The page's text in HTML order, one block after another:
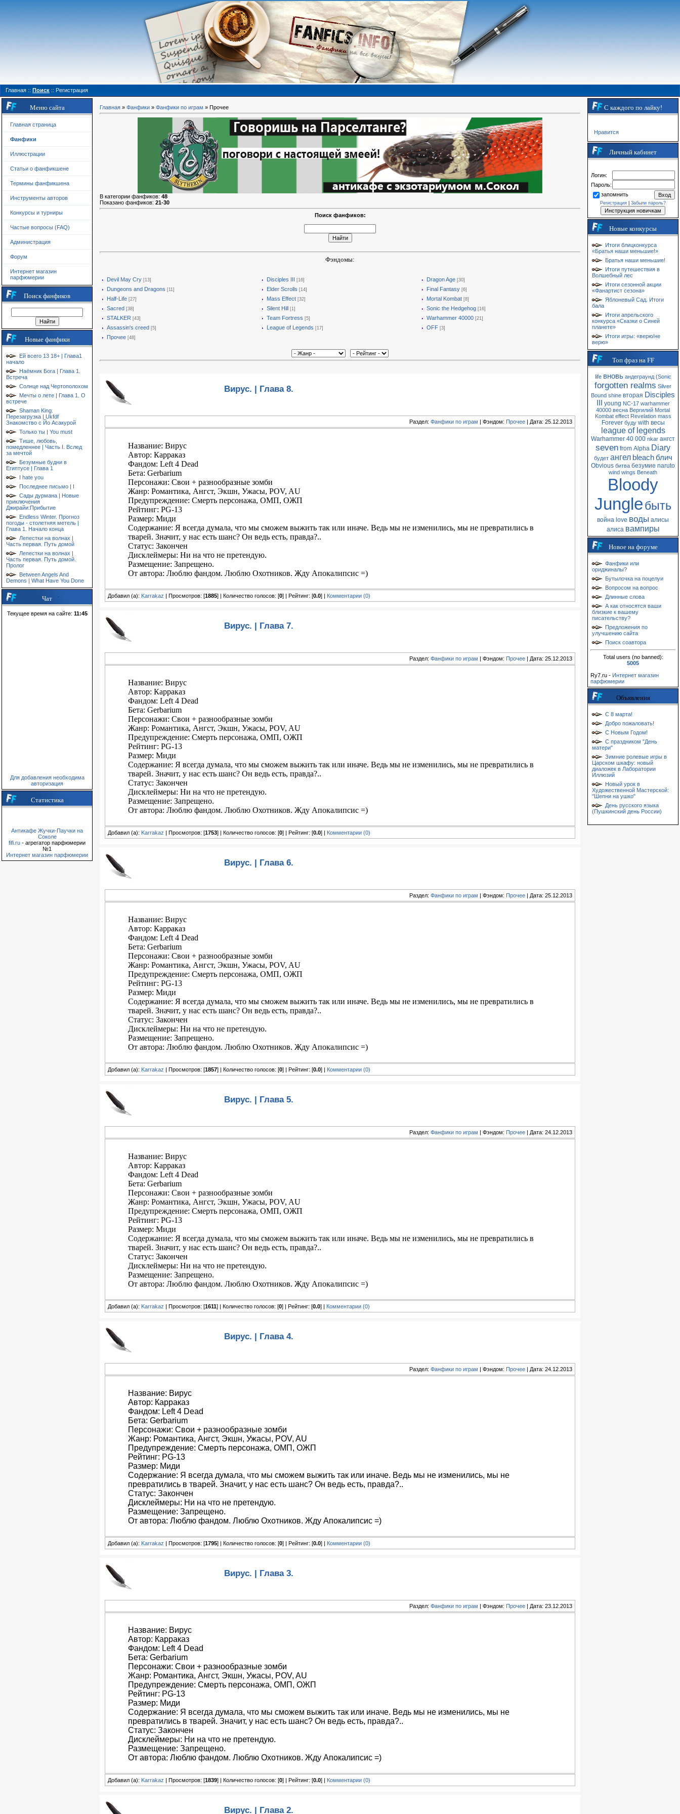
Главная :: Поиск :: Регистрация
Меню сайта
Главная страница
Фанфики
Иллюстрации
Статьи о фанфикшене
Термины фанфикшена
Инструменты авторов
Конкурсы и турниры
Частые вопросы (FAQ)
Администрация
Форум
Интернет магазин
парфюмерии
Поиск фанфиков
Новые фанфики
Ей всего 13 18+ | Глава1
начало
Наёмник Бога | Глава 1.
Встреча
Солнце над Чертополохом
Мечты о лете | Глава 1. О
встрече
Shaman King.
Перезагрузка | Ukfdf
Знакомство с Йо Асакурой
Только ты | You must
Тише, любовь,
помедленнее | Часть I. Вслед
за мечтой
Безумные будни в
Египтусе | Глава 1
I hate you
Последнее письмо | I
Сады дурмана | Новые
приключения
Джирайи:Прибытие
Endless Winter. Прогноз
погоды - столетняя метель |
Глава 1. Начало конца
Лепестки на волнах |
Часть первая. Путь домой
Лепестки на волнах |
Часть первая. Путь домой.
Пролог
Between Angels And
Demons | What Have You Done
Чат
Текущее время на сайте: 11:45
Для добавления необходима
авторизация
Статистика
Антикафе Жучки-Паучки на
Соколе
fifi.ru - агрегатор парфюмерии
№1
Интернет магазин парфюмерии
Главная » Фанфики » Фанфики по играм » Прочее
В категории фанфиков: 48
Показано фанфиков: 21-30
Поиск фанфиков:
Фэндомы:
Devil May Cry [13] Disciples III [16] Dragon Age [30]
Dungeons and Dragons [11] Elder Scrolls [14] Final Fantasy [6]
Half-Life [27] Mass Effect [32] Mortal Kombat [8]
Sacred [38] Silent Hill [1] Sonic the Hedgehog [16]
STALKER [43] Team Fortress [5] Warhammer 40000 [21]
Assassin's creed [5] League of Legends [17] OFF [3]
Прочее [48]
Вирус. | Глава 8.
Раздел: Фанфики по играм | Фэндом: Прочее | Дата: 25.12.2013
Название: Вирус
Автор: Карраказ
Фандом: Left 4 Dead
Бета: Gerbarium
Персонажи: Свои + разнообразные зомби
Жанр: Романтика, Ангст, Экшн, Ужасы, POV, AU
Предупреждение: Смерть персонажа, ОМП, ОЖП
Рейтинг: PG-13
Размер: Миди
Содержание: Я всегда думала, что мы сможем выжить так или иначе. Ведь мы не изменились, мы не превратились в
тварей. Значит, у нас есть шанс? Он ведь есть, правда?..
Статус: Закончен
Дисклеймеры: Ни на что не претендую.
Размещение: Запрещено.
От автора: Люблю фандом. Люблю Охотников. Жду Апокалипсис =)
Добавил (а): Karrakaz | Просмотров: [1885] | Количество голосов: [0] | Рейтинг: [0.0] | Комментарии (0)
Вирус. | Глава 7.
Раздел: Фанфики по играм | Фэндом: Прочее | Дата: 25.12.2013
Название: Вирус
Автор: Карраказ
Фандом: Left 4 Dead
Бета: Gerbarium
Персонажи: Свои + разнообразные зомби
Жанр: Романтика, Ангст, Экшн, Ужасы, POV, AU
Предупреждение: Смерть персонажа, ОМП, ОЖП
Рейтинг: PG-13
Размер: Миди
Содержание: Я всегда думала, что мы сможем выжить так или иначе. Ведь мы не изменились, мы не превратились в
тварей. Значит, у нас есть шанс? Он ведь есть, правда?..
Статус: Закончен
Дисклеймеры: Ни на что не претендую.
Размещение: Запрещено.
От автора: Люблю фандом. Люблю Охотников. Жду Апокалипсис =)
Добавил (а): Karrakaz | Просмотров: [1753] | Количество голосов: [0] | Рейтинг: [0.0] | Комментарии (0)
Вирус. | Глава 6.
Раздел: Фанфики по играм | Фэндом: Прочее | Дата: 25.12.2013
Название: Вирус
Автор: Карраказ
Фандом: Left 4 Dead
Бета: Gerbarium
Персонажи: Свои + разнообразные зомби
Жанр: Романтика, Ангст, Экшн, Ужасы, POV, AU
Предупреждение: Смерть персонажа, ОМП, ОЖП
Рейтинг: PG-13
Размер: Миди
Содержание: Я всегда думала, что мы сможем выжить так или иначе. Ведь мы не изменились, мы не превратились в
тварей. Значит, у нас есть шанс? Он ведь есть, правда?..
Статус: Закончен
Дисклеймеры: Ни на что не претендую.
Размещение: Запрещено.
От автора: Люблю фандом. Люблю Охотников. Жду Апокалипсис =)
Добавил (а): Karrakaz | Просмотров: [1857] | Количество голосов: [0] | Рейтинг: [0.0] | Комментарии (0)
Вирус. | Глава 5.
Раздел: Фанфики по играм | Фэндом: Прочее | Дата: 24.12.2013
Название: Вирус
Автор: Карраказ
Фандом: Left 4 Dead
Бета: Gerbarium
Персонажи: Свои + разнообразные зомби
Жанр: Романтика, Ангст, Экшн, Ужасы, POV, AU
Предупреждение: Смерть персонажа, ОМП, ОЖП
Рейтинг: PG-13
Размер: Миди
Содержание: Я всегда думала, что мы сможем выжить так или иначе. Ведь мы не изменились, мы не превратились в
тварей. Значит, у нас есть шанс? Он ведь есть, правда?..
Статус: Закончен
Дисклеймеры: Ни на что не претендую.
Размещение: Запрещено.
От автора: Люблю фандом. Люблю Охотников. Жду Апокалипсис =)
Добавил (а): Karrakaz | Просмотров: [1611] | Количество голосов: [0] | Рейтинг: [0.0] | Комментарии (0)
Вирус. | Глава 4.
Раздел: Фанфики по играм | Фэндом: Прочее | Дата: 24.12.2013
Название: Вирус
Автор: Карраказ
Фандом: Left 4 Dead
Бета: Gerbarium
Персонажи: Свои + разнообразные зомби
Жанр: Романтика, Ангст, Экшн, Ужасы, POV, AU
Предупреждение: Смерть персонажа, ОМП, ОЖП
Рейтинг: PG-13
Размер: Миди
Содержание: Я всегда думала, что мы сможем выжить так или иначе. Ведь мы не изменились, мы не
превратились в тварей. Значит, у нас есть шанс? Он ведь есть, правда?..
Статус: Закончен
Дисклеймеры: Ни на что не претендую.
Размещение: Запрещено.
От автора: Люблю фандом. Люблю Охотников. Жду Апокалипсис =)
Добавил (а): Karrakaz | Просмотров: [1795] | Количество голосов: [0] | Рейтинг: [0.0] | Комментарии (0)
Вирус. | Глава 3.
Раздел: Фанфики по играм | Фэндом: Прочее | Дата: 23.12.2013
Название: Вирус
Автор: Карраказ
Фандом: Left 4 Dead
Бета: Gerbarium
Персонажи: Свои + разнообразные зомби
Жанр: Романтика, Ангст, Экшн, Ужасы, POV, AU
Предупреждение: Смерть персонажа, ОМП, ОЖП
Рейтинг: PG-13
Размер: Миди
Содержание: Я всегда думала, что мы сможем выжить так или иначе. Ведь мы не изменились, мы не
превратились в тварей. Значит, у нас есть шанс? Он ведь есть, правда?..
Статус: Закончен
Дисклеймеры: Ни на что не претендую.
Размещение: Запрещено.
От автора: Люблю фандом. Люблю Охотников. Жду Апокалипсис =)
Добавил (а): Karrakaz | Просмотров: [1839] | Количество голосов: [0] | Рейтинг: [0.0] | Комментарии (0)
Вирус. | Глава 2.
С каждого по лайку!
Нравится
Личный кабинет
Логин:
Пароль:
запомнить
Регистрация Забыли пароль?
Новые конкурсы
Итоги блицконкурса
«Братья наши меньшие!»
Братья наши меньшие!
Итоги путешествия в
Волшебный лес
Итоги сезонной акции
«Фанартист сезона»
Яблоневый Сад. Итоги
бала
Итоги апрельского
конкурса «Сказки о Синей
планете»
Итоги игры: «верю/не
верю»
Топ фраз на FF
life вновь андеграунд (Sonic
forgotten realms Silver
Bound shine вторая Disciples
young NC-17 warhammer
40000 весна Вергилий Mortal
Kombat effect Revelation mass
Forever буду with весы
league of legends
Warhammer 40 000 nkar ангст
seven from Alpha Diary
будет ангел bleach блич
Obvious битва безумие naruto
wind wings Beneath
Bloody
Jungleбыть
война love воды алисы
алиса вампиры
Новое на форуме
Фанфики или
ориджиналы?
Бутылочка на поцелуи
Вопросом на вопрос
Длинные слова
А как относятся ваши
близкие к вашему
писательству?
Предложения по
улучшению сайта
Поиск соавтора
Total users (no banned):
5005
Ry7.ru - Интернет магазин
парфюмерии
Объявления
С 8 марта!
Добро пожаловать!
С Новым Годом!
С праздником "День
матери"
Зимние ролевые игры в
Царском шкафу: новый
диаложек в Лаборатории
Иллюзий
Новый урок в
Художественной Мастерской:
"Шепни на ушко"
День русского языка
(Пушкинский день России)